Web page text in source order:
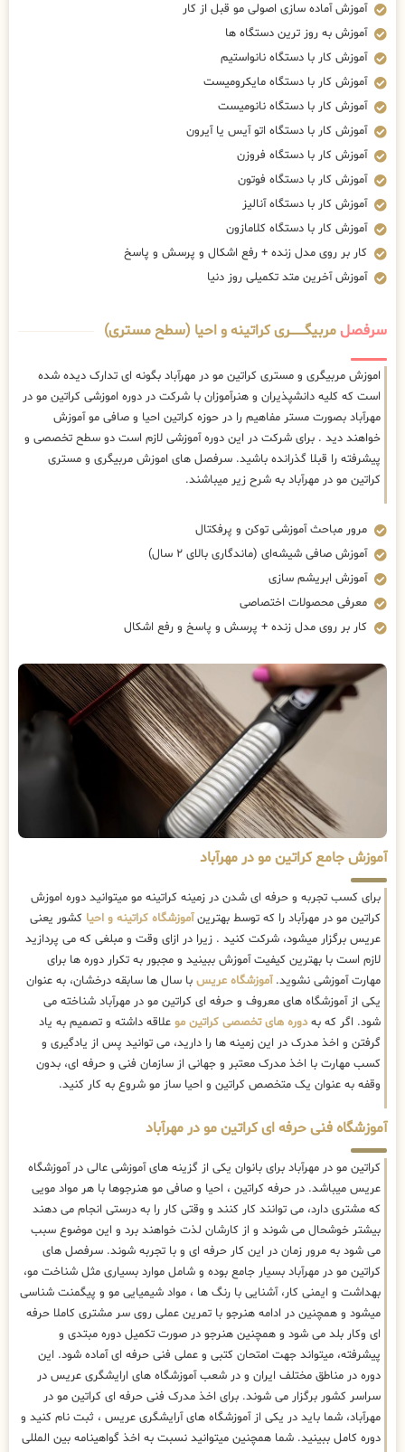
آموزش آماده سازی اصولی مو قبل از کار
آموزش به روز ترین دستگاه ها
آموزش کار با دستگاه نانواستیم
آموزش کار با دستگاه مایکرومیست
آموزش کار با دستگاه نانومیست
آموزش کار با دستگاه اتو آیس یا آیرون
آموزش کار با دستگاه فروزن
آموزش کار با دستگاه فوتون
آموزش کار با دستگاه آنالیز
آموزش کار با دستگاه کلامازون
کار بر روی مدل زنده + رفع اشکال و پرسش و پاسخ
آموزش آخرین متد تکمیلی روز دنیا
سرفصلمربیگــــــــری کراتینه و احیا (سطح مستری)
اموزش مربیگری و مستری کراتین مو در مهرآباد بگونه ای تدارک دیده شده
است که کلیه دانشپذیران و هنرآموزان با شرکت در دوره اموزشی کراتین مو در
مهرآباد بصورت مستر مفاهیم را در حوزه کراتین احیا و صافی مو آموزش
خواهند دید . برای شرکت در این دوره آموزشی لازم است دو سطح تخصصی و
پیشرفته را قبلا گذرانده باشید. سرفصل های اموزش مربیگری و مستری
کراتین مو در مهرآباد به شرح زیر میباشند.
مرور مباحث آموزشی توکن و پرفکتال
آموزش صافی شیشه‌ای (ماندگاری بالای ۲ سال)
آموزش ابریشم سازی
معرفی محصولات اختصاصی
کار بر روی مدل زنده + پرسش و پاسخ و رفع اشکال
آموزش جامع کراتین مو در مهرآباد
برای کسب تجربه و حرفه ای شدن در زمینه کراتینه مو میتوانید دوره اموزش
کراتین مو در مهرآباد را که توسط بهترینآموزشگاه کراتینه و احیا کشور یعنی
عریس برگزار میشود، شرکت کنید . زیرا در ازای وقت و مبلغی که می پردازید
لازم است با بهترین کیفیت آموزش ببینید و مجبور به تکرار دوره ها برای
مهارت آموزشی نشوید.آموزشگاه عریس با سال ها سابقه درخشان، به عنوان
یکی از آموزشگاه های معروف و حرفه ای کراتین مو در مهرآباد شناخته می
شود. اگر که بهدوره های تخصصی کراتین مو علاقه داشته و تصمیم به یاد
گرفتن و اخذ مدرک در این زمینه ها را دارید، می توانید پس از یادگیری و
کسب مهارت با اخذ مدرک معتبر و جهانی از سازمان فنی و حرفه ای، بدون
وقفه به عنوان یک متخصص کراتین و احیا ساز مو شروع به کار کنید.
آموزشگاه فنی حرفه ای کراتین مو در مهرآباد
کراتین مو در مهرآباد برای بانوان یکی از گزینه های آموزشی عالی در آموزشگاه
عریس میباشد. در حرفه کراتین ، احیا و صافی مو هنرجوها با هر مواد مویی
که مشتری دارد، می توانند کار کنند و وقتی کار را به درستی انجام می دهند
بیشتر خوشحال می شوند و از کارشان لذت خواهند برد و این موضوع سبب
می شود به مرور زمان در این کار حرفه ای و با تجربه شوند. سرفصل های
کراتین مو در مهرآباد بسیار جامع بوده و شامل موارد بسیاری مثل شناخت مو،
بهداشت و ایمنی کار، آشنایی با رنگ ها ، مواد شیمیایی مو و پیگمنت شناسی
میشود و همچنین در ادامه هنرجو با تمرین عملی روی سر مشتری کاملا حرفه
ای وکار بلد می شود و همچنین هنرجو در صورت تکمیل دوره مبتدی و
پیشرفته، میتواند جهت امتحان کتبی و عملی فنی حرفه ای آماده شود. این
دوره در مناطق مختلف ایران و در شعب آموزشگاه های ارایشگری عریس در
سراسر کشور برگزار می شوند. برای اخذ مدرک فنی حرفه ای کراتین مو در
مهرآباد، شما باید در یکی از آموزشگاه های آرایشگری عریس ، ثبت نام کنید و
دوره کامل ببینید. شما همچنین میتوانید نسبت به اخذ گواهینامه بین المللی